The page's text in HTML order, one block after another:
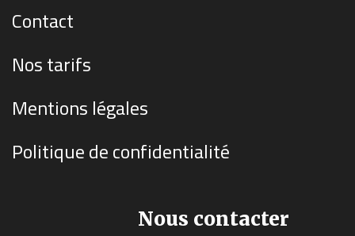
Contact
Nos tarifs
Mentions légales
Politique de confidentialité
Nous contacter